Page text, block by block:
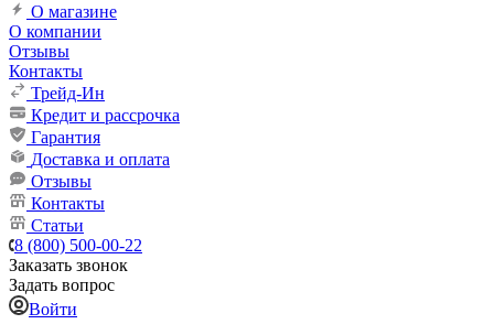
О магазине
О компании
Отзывы
Контакты
Трейд-Ин
Кредит и рассрочка
Гарантия
Доставка и оплата
Отзывы
Контакты
Статьи
8 (800) 500-00-22
Заказать звонок
Задать вопрос
Войти